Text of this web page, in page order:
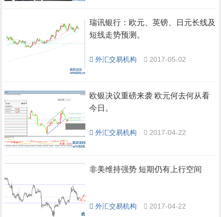
瑞讯银行：欧元、英镑、日元长线及
短线走势预测。
外汇交易机构 2017-05-02
欧银决议重磅来袭 欧元何去何从看
今日。
外汇交易机构 2017-04-22
非美维持强势 短期仍有上行空间
外汇交易机构 2017-04-22